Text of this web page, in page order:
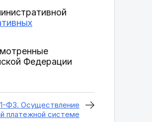
Федерации
ФЗ. Осуществление
платежной системе